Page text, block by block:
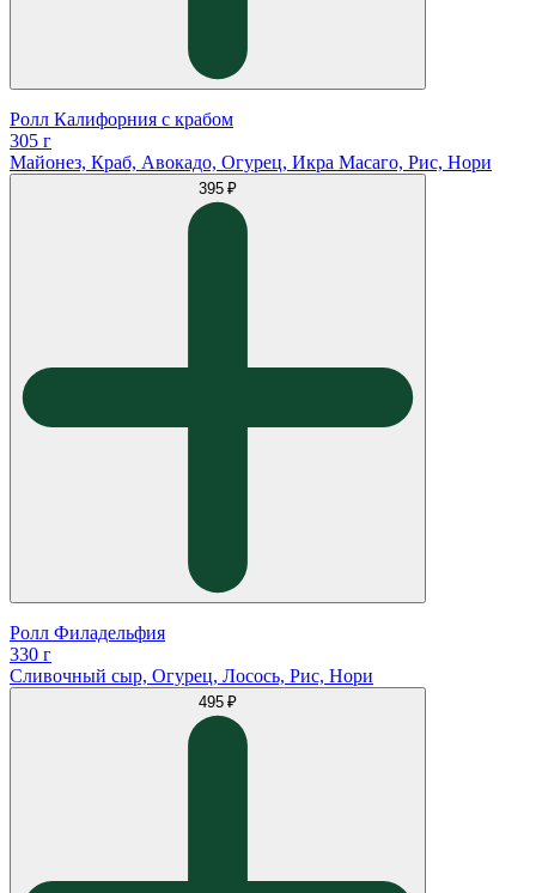
Ролл Калифорния с крабом
305 г
Майонез, Краб, Авокадо, Огурец, Икра Масаго, Рис, Нори
395 ₽
Ролл Филадельфия
330 г
Сливочный сыр, Огурец, Лосось, Рис, Нори
495 ₽